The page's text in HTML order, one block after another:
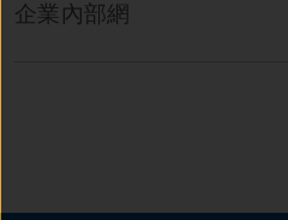
企業內部網